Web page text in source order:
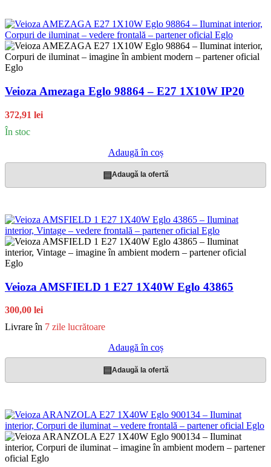
Veioza Amezaga Eglo 98864 – E27 1X10W IP20
372,91 lei
În stoc
Adaugă în coș
▤Adaugă la ofertă
Veioza AMSFIELD 1 E27 1X40W Eglo 43865
300,00 lei
Livrare în 7 zile lucrătoare
Adaugă în coș
▤Adaugă la ofertă